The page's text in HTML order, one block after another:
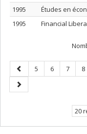
1995
Études en
1995
Financial
Page
précédente
Page
5 Page
6 Page
7 8
Page
suivante
20